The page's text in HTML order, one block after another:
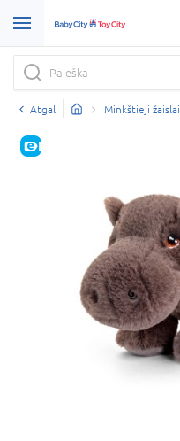
Atgal Minkštieji žaislai
E-KAINA